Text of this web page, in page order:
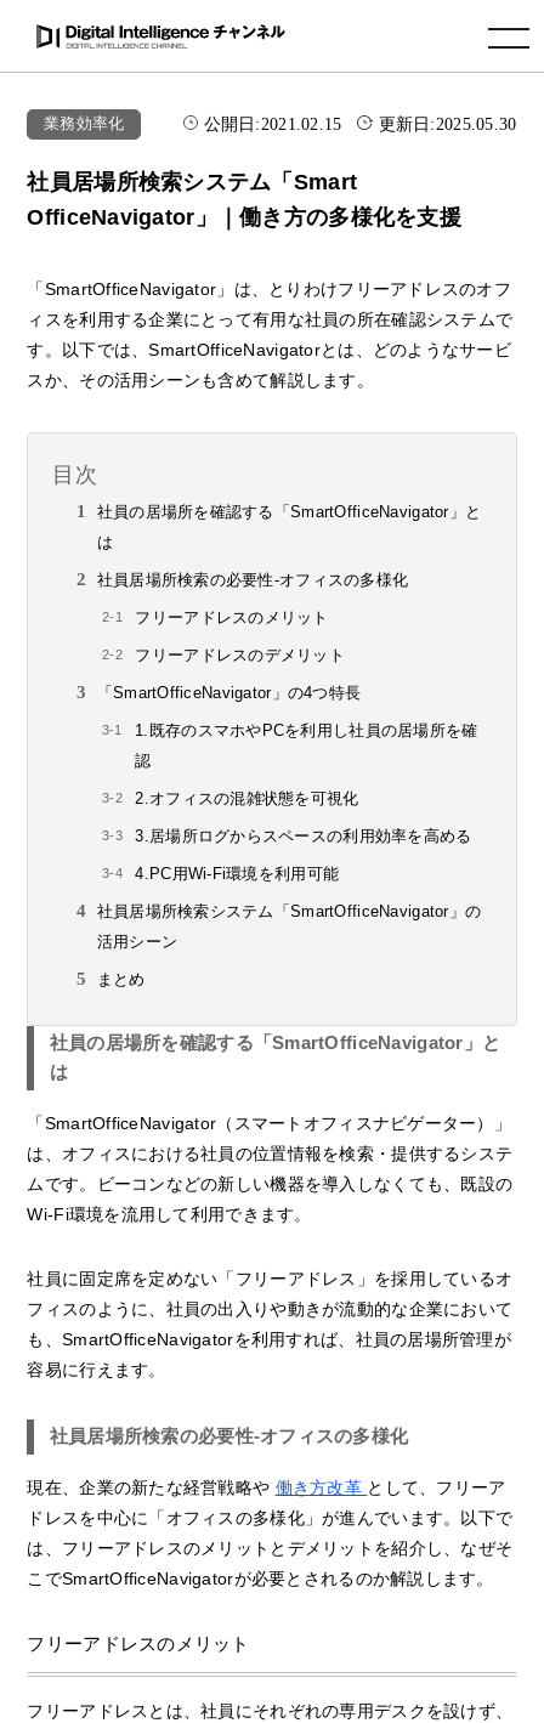
toggle navigation
業務効率化 公開日:2021.02.15 更新日:2025.05.30
社員居場所検索システム「Smart
OfficeNavigator」｜働き方の多様化を支援
「SmartOfficeNavigator」は、とりわけフリーアドレスのオフ
ィスを利用する企業にとって有用な社員の所在確認システムで
す。以下では、SmartOfficeNavigatorとは、どのようなサービ
スか、その活用シーンも含めて解説します。
目次
社員の居場所を確認する「SmartOfficeNavigator」と
は
社員居場所検索の必要性-オフィスの多様化
フリーアドレスのメリット
フリーアドレスのデメリット
「SmartOfficeNavigator」の4つ特長
1.既存のスマホやPCを利用し社員の居場所を確
認
2.オフィスの混雑状態を可視化
3.居場所ログからスペースの利用効率を高める
4.PC用Wi-Fi環境を利用可能
社員居場所検索システム「SmartOfficeNavigator」の
活用シーン
まとめ
社員の居場所を確認する「SmartOfficeNavigator」と
は
「SmartOfficeNavigator（スマートオフィスナビゲーター）」
は、オフィスにおける社員の位置情報を検索・提供するシステ
ムです。ビーコンなどの新しい機器を導入しなくても、既設の
Wi-Fi環境を流用して利用できます。
社員に固定席を定めない「フリーアドレス」を採用しているオ
フィスのように、社員の出入りや動きが流動的な企業において
も、SmartOfficeNavigatorを利用すれば、社員の居場所管理が
容易に行えます。
社員居場所検索の必要性-オフィスの多様化
現在、企業の新たな経営戦略や 働き方改革 として、フリーア
ドレスを中心に「オフィスの多様化」が進んでいます。以下で
は、フリーアドレスのメリットとデメリットを紹介し、なぜそ
こでSmartOfficeNavigatorが必要とされるのか解説します。
フリーアドレスのメリット
フリーアドレスとは、社員にそれぞれの専用デスクを設けず、